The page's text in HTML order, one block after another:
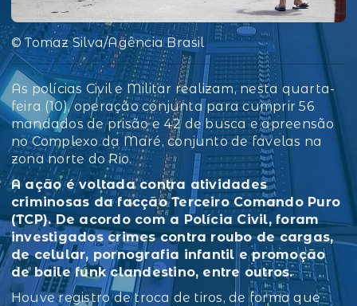
© Tomaz Silva/Agência Brasil
As polícias Civil e Militar realizam, nesta quarta-
feira (10), operação conjunta para cumprir 56
mandados de prisão e 42 de busca e apreensão
no Complexo da Maré, conjunto de favelas na
zona norte do Rio.
A ação é voltada contra atividades
criminosas da facção Terceiro Comando Puro
(TCP). De acordo com a Polícia Civil, foram
investigados crimes contra roubo de cargas,
de celular, pornografia infantil e promoção
de baile funk clandestino, entre outros.
Houve registro de troca de tiros, de forma que